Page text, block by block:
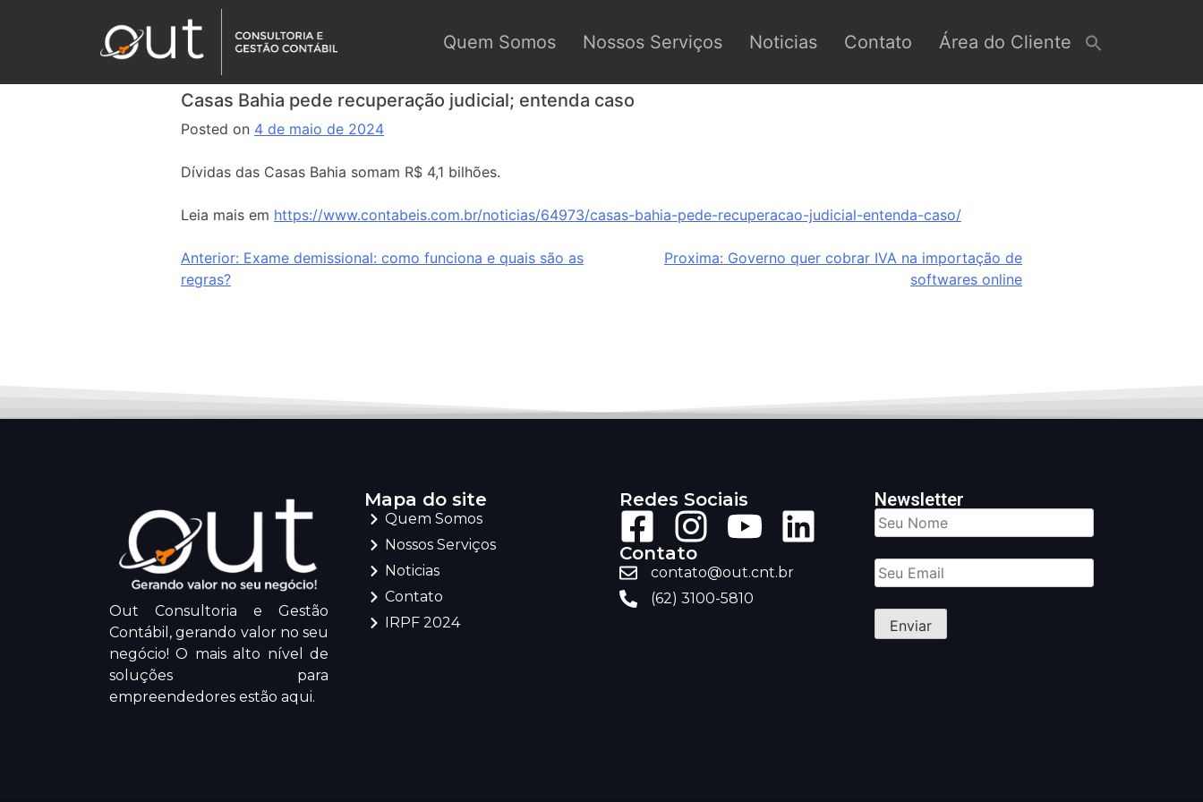
Quem Somos Nossos Serviços Noticias Contato Área do Cliente
Casas Bahia pede recuperação judicial; entenda caso
Posted on 4 de maio de 2024
Dívidas das Casas Bahia somam R$ 4,1 bilhões.
Leia mais em https://www.contabeis.com.br/noticias/64973/casas-bahia-pede-recuperacao-judicial-entenda-caso/
Anterior: Exame demissional: como funciona e quais são as
regras?
Proxima: Governo quer cobrar IVA na importação de
softwares online
Out Consultoria e Gestão
Contábil, gerando valor no seu
negócio! O mais alto nível de
soluções para
empreendedores estão aqui.
Mapa do site
Quem Somos
Nossos Serviços
Noticias
Contato
IRPF 2024
Redes Sociais
Contato
contato@out.cnt.br
(62) 3100-5810
Newsletter